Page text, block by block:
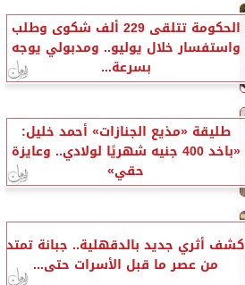
الحكومة تتلقى 229 ألف شكوى وطلب
واستفسار خلال يوليو.. ومدبولي يوجه
بسرعة...
طليقة «مذيع الجنازات» أحمد خليل:
«باخد 400 جنيه شهريًا لولادي.. وعايزة
حقي»
كشف أثري جديد بالدقهلية.. جبانة تمتد
من عصر ما قبل الأسرات حتى...